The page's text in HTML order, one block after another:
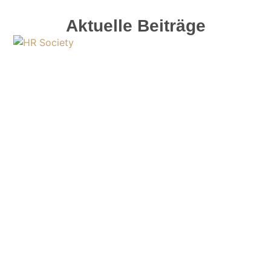
Aktuelle Beiträge